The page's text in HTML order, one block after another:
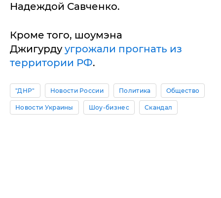
Надеждой Савченко.
Кроме того, шоумэна
Джигурдуугрожали прогнать из
территории РФ.
"ДНР" Новости России Политика Общество
Новости Украины Шоу-бизнес Скандал